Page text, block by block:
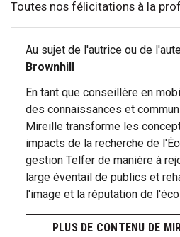
Toutes nos félicitations à la
Au sujet de l'autrice ou de
Brownhill
En tant que conseillère en
des connaissances et
Mireille transforme les
impacts de la recherche de
gestion Telfer de manière à
large éventail de publics et
l'image et la réputation de
PLUS DE CONTENU DE